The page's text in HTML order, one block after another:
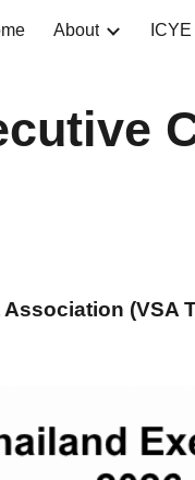
content
About
(VSA